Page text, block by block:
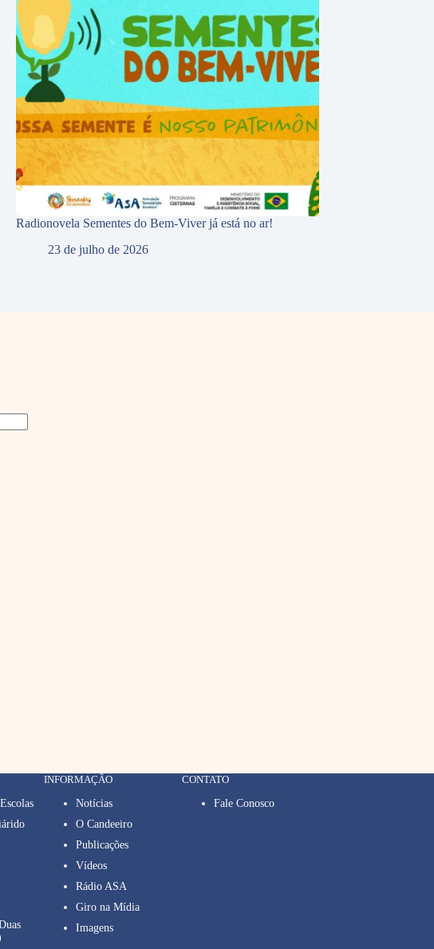
Radionovela Sementes do Bem-Viver já está no ar!
23 de julho de 2026
INFORMAÇÃO
Notícias
O Candeeiro
Publicações
Vídeos
Rádio ASA
Giro na Mídia
Imagens
CONTATO
Fale Conosco